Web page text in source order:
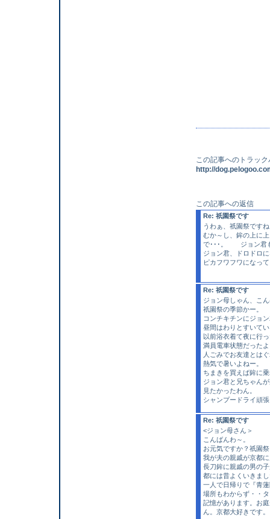
この記事へのトラッ
http://
この記事への返信
Re: 祇園祭です
うわぁ、祇園祭です
むか～し、鉾の上に
で･･･。 ジョン君も
ジョン君、ドロドロ
ピカフワフワになっ
Re: 祇園祭です
ジョン母しゃん、こ
祇園祭の季節かー。
コンチキチンにジョ
昼間はわりとすいて
以前浴衣着て夜に行
満員電車状態だった
人ごみでお友達とは
熱気で暑いよねー。
ちまきを買えば鉾に
ジョン君と兄ちゃん
見たかったわん。
シャンプードライ頑
Re: 祇園祭です
<ジョン母さん＞
こんばんわ～。
お元気ですか？祇園
我が夫の親戚が京都
長刀鉾に親戚の男の
都には昔よくいきま
一人で日帰りで『青
場所もわからず・・
記憶があります。お
ん。京都大好きです